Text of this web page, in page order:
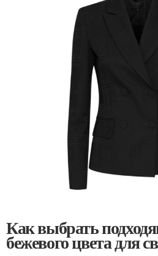
Как выбрать
бежевого цвета для